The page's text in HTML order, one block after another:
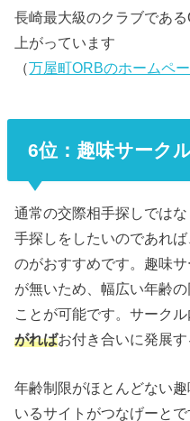
長崎最大級のクラブであ
上がっています
（万屋町ORBのホームペ
6位：趣味サーク
通常の交際相手探しでは
手探しをしたいのであれ
のがおすすめです。趣味
が無いため、幅広い年齢
ことが可能です。サーク
がればお付き合いに発展す
年齢制限がほとんどない
いるサイトがつなげーと